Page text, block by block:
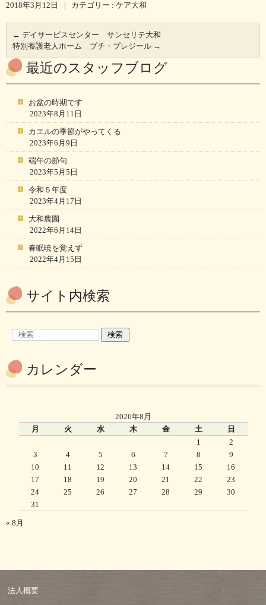
2018年3月12日 | カテゴリー : ケア大和
← デイサービスセンター サンセリテ大和
特別養護老人ホーム プチ・プレジール →
最近のスタッフブログ
お盆の時期です
2023年8月11日
カエルの季節がやってくる
2023年6月9日
端午の節句
2023年5月5日
令和５年度
2023年4月17日
大和農園
2022年6月14日
春眠暁を覚えず
2022年4月15日
サイト内検索
カレンダー
2026年8月
月
火 水 木 金 土
日
1
2
3
4 5 6 7 8
9
10
11 12 13 14 15
16
17
18 19 20 21 22
23
24
25 26 27 28 29
30
31
« 8月
法人概要